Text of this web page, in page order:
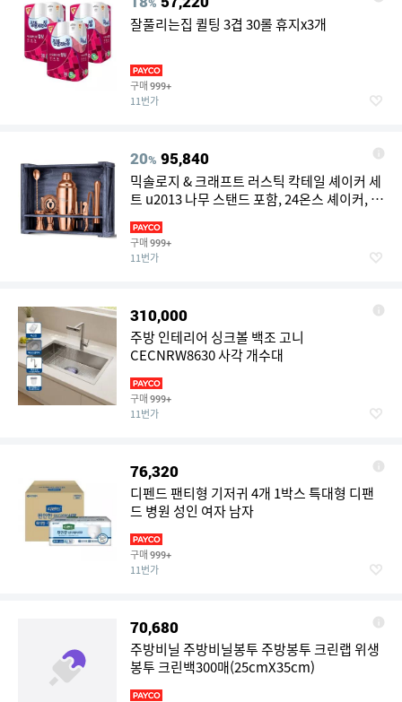
잘풀리는집 퀼팅 3겹 30롤 휴지x3개
구매 999+
11번가
20% 95,840
믹솔로지 & 크래프트 러스틱 칵테일 셰이커 세
트 u2013 나무 스탠드 포함, 24온스 셰이커, 듀
얼 지거, 푸퍼, 머들러, 스트레이너가 포함된 완
전한 바웨어 키트 (구리)로 가정용 바텐더에게
딱 맞습니다
구매 999+
11번가
310,000
주방 인테리어 싱크볼 백조 고니
CECNRW8630 사각 개수대
구매 999+
11번가
76,320
디펜드 팬티형 기저귀 4개 1박스 특대형 디팬
드 병원 성인 여자 남자
구매 999+
11번가
70,680
주방비닐 주방비닐봉투 주방봉투 크린랩 위생
봉투 크린백300매(25cmX35cm)